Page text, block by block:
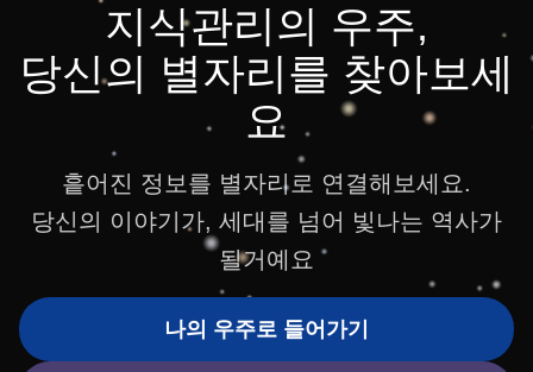
지식관리의 우주,
당신의 별자리를 찾아보세
요
흩어진 정보를 별자리로 연결해보세요.
당신의 이야기가, 세대를 넘어 빛나는 역사가
될거예요
나의 우주로 들어가기